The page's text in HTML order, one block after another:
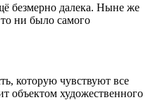
безмерно далека. Ныне же
ни было самого
которую чувствуют все
объектом художественного